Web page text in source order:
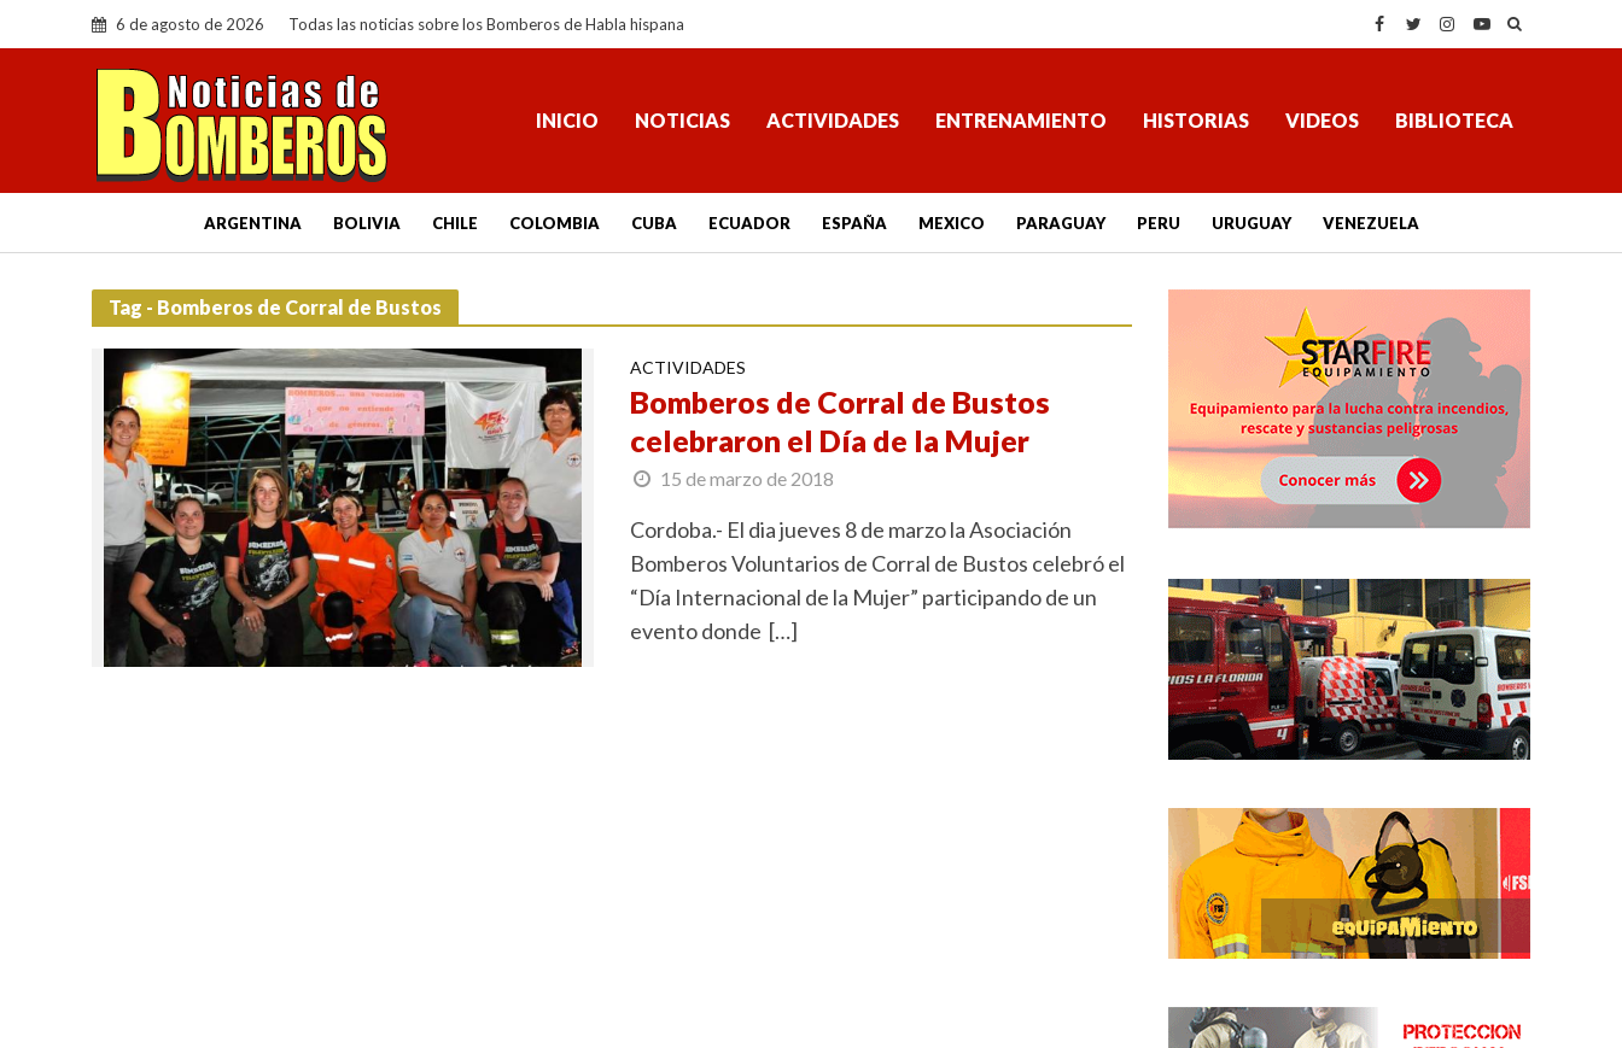
6 de agosto de 2026 Todas las noticias sobre los Bomberos de Habla hispana
INICIO NOTICIAS ACTIVIDADES ENTRENAMIENTO HISTORIAS VIDEOS BIBLIOTECA
ARGENTINA BOLIVIA CHILE COLOMBIA CUBA ECUADOR ESPAÑA MEXICO PARAGUAY PERU URUGUAY VENEZUELA
Tag - Bomberos de Corral de Bustos
ACTIVIDADES
Bomberos de Corral de Bustos
celebraron el Día de la Mujer
15 de marzo de 2018
Cordoba.- El dia jueves 8 de marzo la Asociación
Bomberos Voluntarios de Corral de Bustos celebró el
“Día Internacional de la Mujer” participando de un
evento donde […]